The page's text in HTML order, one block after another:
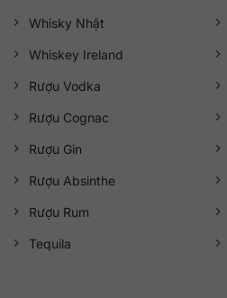
Whisky Nhật
Whiskey Ireland
Rượu Vodka
Rượu Cognac
Rượu Gin
Rượu Absinthe
Rượu Rum
Tequila